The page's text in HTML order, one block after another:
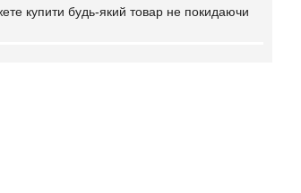
купити будь-який товар не покидаючи